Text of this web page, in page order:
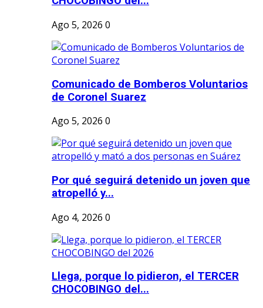
Ago 5, 2026 0
Comunicado de Bomberos Voluntarios
de Coronel Suarez
Ago 5, 2026 0
Por qué seguirá detenido un joven que
atropelló y...
Ago 4, 2026 0
Llega, porque lo pidieron, el TERCER
CHOCOBINGO del...